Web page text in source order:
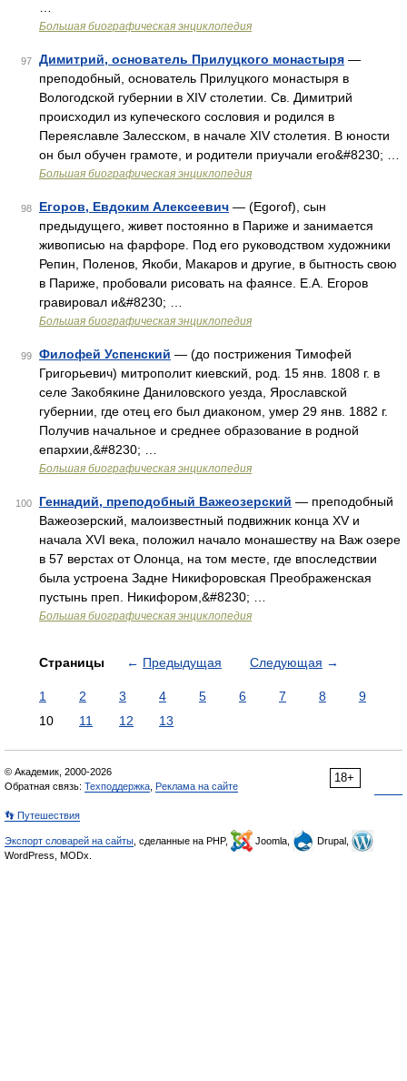
Большая биографическая энциклопедия
97 Димитрий, основатель Прилуцкого монастыря —
преподобный, основатель Прилуцкого монастыря в
Вологодской губернии в XIV столетии. Св. Димитрий
происходил из купеческого сословия и родился в
Переяславле Залесском, в начале XIV столетия. В юности
он был обучен грамоте, и родители приучали его&#8230; …
Большая биографическая энциклопедия
98 Егоров, Евдоким Алексеевич — (Egorof), сын
предыдущего, живет постоянно в Париже и занимается
живописью на фарфоре. Под его руководством художники
Репин, Поленов, Якоби, Макаров и другие, в бытность свою
в Париже, пробовали рисовать на фаянсе. Е.А. Егоров
гравировал и&#8230; …
Большая биографическая энциклопедия
99 Филофей Успенский — (до пострижения Тимофей
Григорьевич) митрополит киевский, род. 15 янв. 1808 г. в
селе Закобякине Даниловского уезда, Ярославской
губернии, где отец его был диаконом, умер 29 янв. 1882 г.
Получив начальное и среднее образование в родной
епархии,&#8230; …
Большая биографическая энциклопедия
100 Геннадий, преподобный Важеозерский — преподобный
Важеозерский, малоизвестный подвижник конца XV и
начала XVI века, положил начало монашеству на Важ озере
в 57 верстах от Олонца, на том месте, где впоследствии
была устроена Задне Никифоровская Преображенская
пустынь преп. Никифором,&#8230; …
Большая биографическая энциклопедия
Страницы ← Предыдущая Следующая →
1 2 3 4 5 6 7 8
9
10
11 12 13
18+
© Академик, 2000-2026
Обратная связь: Техподдержка Реклама на сайте
👣 Путешествия
Экспорт словарей на сайты , сделанные на PHP, Joomla,
Drupal,
WordPress, MODx.